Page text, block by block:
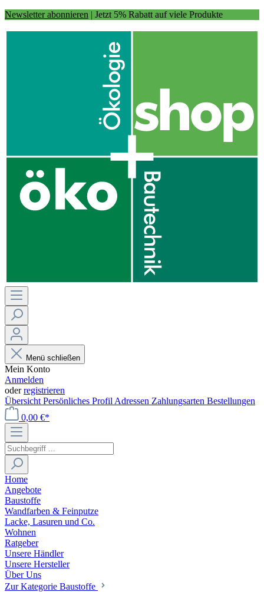
Newsletter abonnieren | Jetzt 5% Rabatt auf viele Produkte
Menü schließen
Mein Konto
Anmelden
oderregistrieren
Übersicht Persönliches Profil Adressen Zahlungsarten Bestellungen
0,00 €*
Home
Angebote
Baustoffe
Wandfarben & Feinputze
Lacke, Lasuren und Co.
Wohnen
Ratgeber
Unsere Händler
Unsere Hersteller
Über Uns
Zur Kategorie Baustoffe